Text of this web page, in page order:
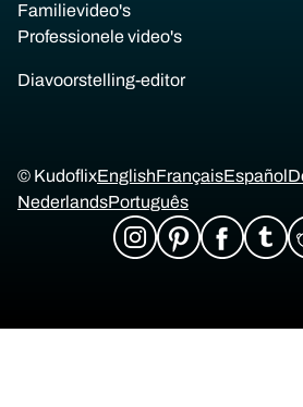
Familievideo's
Professionele video's
Diavoorstelling-editor
© KudoflixEnglishFrançaisEspañol
NederlandsPortuguês